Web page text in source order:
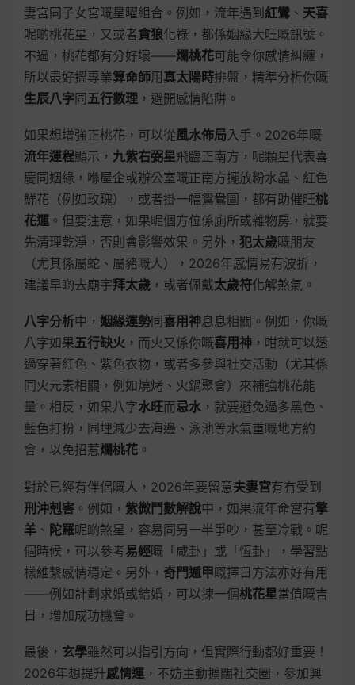
妻宮同子女宮嘅星曜組合。例如，流年遇到 紅鸞 、 天喜
呢啲桃花星，又或者貪狼化祿，都係姻緣大旺嘅訊號。
不過，桃花都有分好壞——爛桃花可能令你感情糾纏，
所以最好搵專業算命師用 真太陽時排盤，精準分析你嘅
生辰八字同五行數理 ，避開感情陷阱。
如果想增強正桃花，可以從風水佈局入手。2026年嘅
流年運程顯示， 九紫右弼星飛臨正南方，呢顆星代表喜
慶同姻緣，喺屋企或辦公室嘅正南方擺放粉水晶、紅色
鮮花（例如玫瑰），或者掛一幅鴛鴦圖，都有助催旺桃
花運 。但要注意，如果呢個方位係廁所或雜物房，就要
先清理乾淨，否則會影響效果。另外， 犯太歲嘅朋友
（尤其係屬蛇、屬豬嘅人），2026年感情易有波折，
建議早啲去廟宇拜太歲 ，或者佩戴太歲符化解煞氣。
八字分析中， 姻緣運勢同喜用神息息相關。例如，你嘅
八字如果五行缺火 ，而火又係你嘅喜用神 ，咁就可以透
過穿著紅色、紫色衣物，或者多參與社交活動（尤其係
同火元素相關，例如燒烤、火鍋聚會）來補強桃花能
量。相反，如果八字水旺而忌水 ，就要避免過多黑色、
藍色打扮，同埋減少去海邊、泳池等水氣重嘅地方約
會，以免招惹爛桃花 。
對於已經有伴侶嘅人，2026年要留意夫妻宮有冇受到
刑沖剋害 。例如， 紫微鬥數解說中，如果流年命宮有擎
羊 、 陀羅呢啲煞星，容易同另一半爭吵，甚至冷戰。呢
個時候，可以參考易經嘅「咸卦」或「恆卦」，學習點
樣維繫感情穩定。另外， 奇門遁甲嘅擇日方法亦好有用
——例如計劃求婚或結婚，可以揀一個桃花星當值嘅吉
日，增加成功機會。
最後， 玄學雖然可以指引方向，但實際行動都好重要！
2026年想提升感情運 ，不妨主動擴闊社交圈，參加興